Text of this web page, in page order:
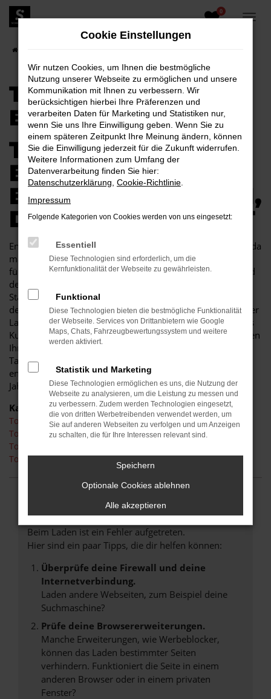
Zum
Hauptinhalt
0
TOYOTA YARIS FÜR
ELSTERWERDA
TOYOTA YARIS FÜR
ELSTERWERDA
EINE KOMBINATION,
DIE EINFACH PASST
Endlich angekommen: mit einem Toyota Yaris in Elsterwerda
machen Sie alles richtig und sitzen im perfekten Fahrzeug
für diese Stadt. Einerseits sind Sie dank der Wendigkeit und
der sparsamen und effizienten Motoren perfekt auf den
Stadtverkehr von Elsterwerda eingerichtet, andererseits ist
der Toyota Yaris jedoch auch für Fahrten auf Autobahn oder
Landstraße geeignet. Das vielseitige Modell erhalten Sie als
Kunde aus Elsterwerda im Autohaus Schiefelbein. Wir bieten
Ihnen den Toyota Yaris sowohl als Neuwagen als auch als
Tageszulassung. Wer noch etwas mehr sparen möchte,
entscheidet sich für ein Gebrauchtfahrzeug oder einen
Jahreswagen.
Kategorie
Toyota Yaris Elsterwerda
Toyota Yaris Tageszulassung Elsterwerda
Toyota Yaris Gebrauchtwagen Elsterwerda
Toyota Yaris Neuwagen Elsterwerda
FEHLER: NETWORK ERROR
Beim Laden ist ein Fehler aufgetreten.
Hier sind ein paar Tipps, die dir helfen können:
Überprüfe deine Firewall und deine
Internetverbindung.
Laden andere Webseiten, zum Beispiel deine
Suchmaschine?
Prüfe deine Browsererweiterungen.
Manche Erweiterungen, wie Werbeblocker,
können das Laden bestimmter Seiten
verhindern. Funktioniert die Seite in einem
anderen Browser oder in einem privaten
Fenster?
Cookie Einstellungen
Wir nutzen Cookies, um Ihnen die bestmögliche
Nutzung unserer Webseite zu ermöglichen und unsere
Kommunikation mit Ihnen zu verbessern. Wir
berücksichtigen hierbei Ihre Präferenzen und
verarbeiten Daten für Marketing und Statistiken nur,
wenn Sie uns Ihre Einwilligung geben. Wenn Sie zu
einem späteren Zeitpunkt Ihre Meinung ändern, können
Sie die Einwilligung jederzeit für die Zukunft widerrufen.
Weitere Informationen zum Umfang der
Datenverarbeitung finden Sie hier:
Datenschutzerklärung Cookie-Richtlinie
Impressum
Folgende Kategorien von Cookies werden von uns eingesetzt:
Essentiell
Diese Technologien sind erforderlich, um die
Kernfunktionalität der Webseite zu gewährleisten.
Funktional
Diese Technologien bieten die bestmögliche Funktionalität
der Webseite. Services von Drittanbietern wie Google
Maps, Chats, Fahrzeugbewertungssystem und weitere
werden aktiviert.
Statistik und Marketing
Diese Technologien ermöglichen es uns, die Nutzung der
Webseite zu analysieren, um die Leistung zu messen und
zu verbessern. Zudem werden Technologien eingesetzt,
die von dritten Werbetreibenden verwendet werden, um
Sie auf anderen Webseiten zu verfolgen und um Anzeigen
zu schalten, die für Ihre Interessen relevant sind.
Speichern
Optionale Cookies ablehnen
Alle akzeptieren